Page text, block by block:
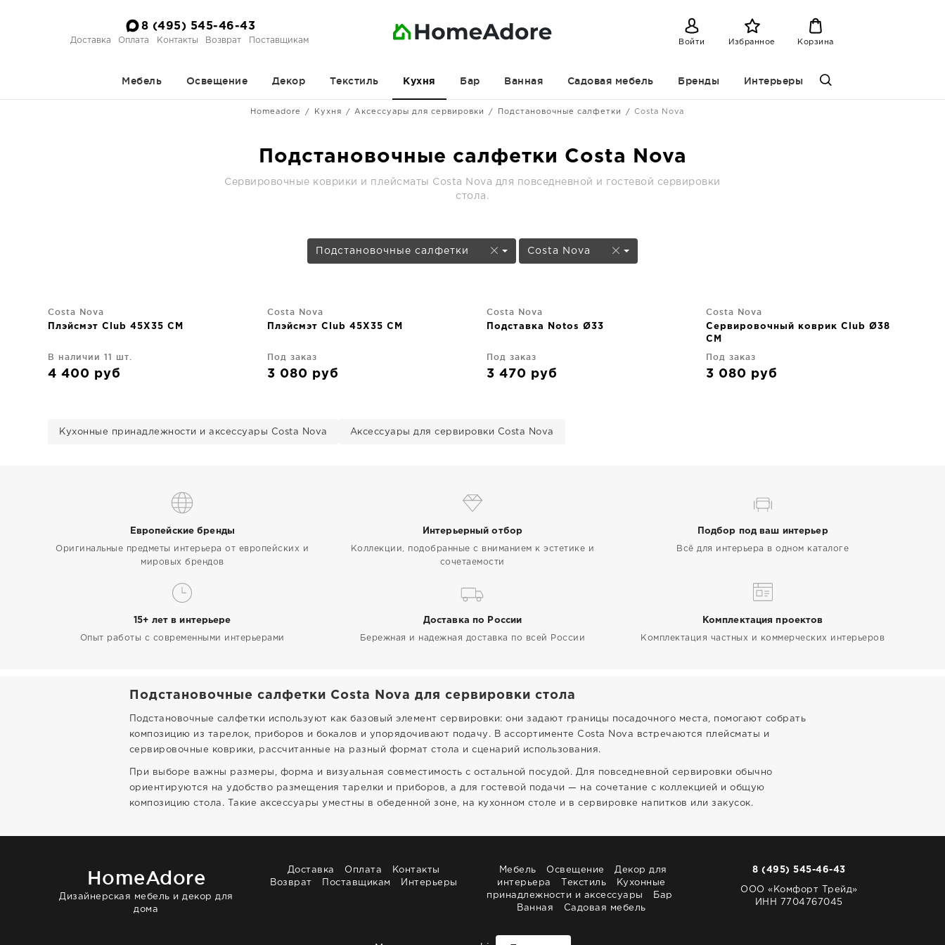
8 (495) 545-46-43
Доставка Оплата Контакты Возврат Поставщикам Войти Избранное Корзина
Мебель Освещение Декор Текстиль Кухня Бар Ванная Садовая мебель Бренды Интерьеры
Homeadore Кухня Аксессуары для сервировки Подстановочные салфетки Costa Nova
Подстановочные салфетки Costa Nova
Сервировочные коврики и плейсматы Costa Nova для повседневной и гостевой сервировки
стола.
Подстановочные салфетки Costa Nova
Costa Nova
Плэйсмэт Club 45X35 CM
В наличии 11 шт.
4 400 руб
Costa Nova
Плэйсмэт Club 45X35 CM
Под заказ
3 080 руб
Costa Nova
Подставка Notos Ø33
Под заказ
3 470 руб
Costa Nova
Сервировочный коврик Сlub Ø38
CM
Под заказ
3 080 руб
Кухонные принадлежности и аксессуары Costa Nova Аксессуары для сервировки Costa Nova
Европейские бренды
Оригинальные предметы интерьера от европейских и
мировых брендов
Интерьерный отбор
Коллекции, подобранные с вниманием к эстетике и
сочетаемости
Подбор под ваш интерьер
Всё для интерьера в одном каталоге
15+ лет в интерьере
Опыт работы с современными интерьерами
Доставка по России
Бережная и надежная доставка по всей России
Комплектация проектов
Комплектация частных и коммерческих интерьеров
Подстановочные салфетки Costa Nova для сервировки стола
Подстановочные салфетки используют как базовый элемент сервировки: они задают границы посадочного места, помогают собрать
композицию из тарелок, приборов и бокалов и упорядочивают подачу. В ассортименте Costa Nova встречаются плейсматы и
сервировочные коврики, рассчитанные на разный формат стола и сценарий использования.
При выборе важны размеры, форма и визуальная совместимость с остальной посудой. Для повседневной сервировки обычно
ориентируются на удобство размещения тарелки и приборов, а для гостевой подачи — на сочетание с коллекцией и общую
композицию стола. Такие аксессуары уместны в обеденной зоне, на кухонном столе и в сервировке напитков или закусок.
HomeAdore
Дизайнерская мебель и декор для
дома
8 (495) 545-46-43
ООО «Комфорт Трейд»
ИНН 7704767045
Доставка Оплата
Контакты
Возврат
Поставщикам Интерьеры
Мебель Освещение
Декор для
интерьера
Текстиль
Кухонные
принадлежности и аксессуары
Бар
Ванная
Садовая мебель